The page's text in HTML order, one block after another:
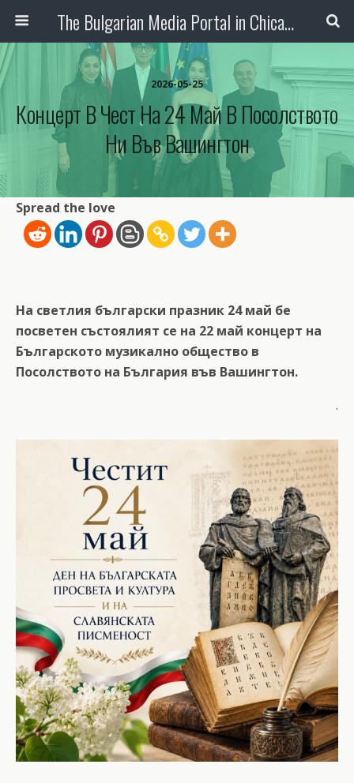
The Bulgarian Media Portal in Chicago
2026-05-25
Концерт В Чест На 24 Май В Посолството
Ни Във Вашингтон
Spread the love
На светлия български празник 24 май бе
посветен състоялият се на 22 май концерт на
Българското музикално общество в
Посолството на България във Вашингтон.
.